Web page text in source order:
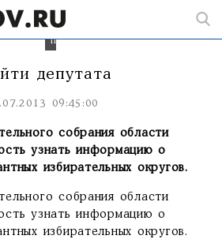
стало
проще
депутата
09:45:00
собрания области
узнать информацию о
избирательных округов.
собрания области
узнать информацию о
избирательных округов.